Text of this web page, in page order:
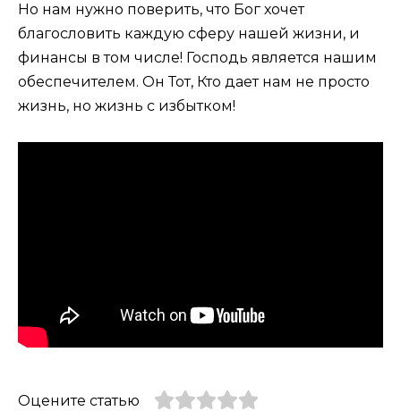
Но нам нужно поверить, что Бог хочет
благословить каждую сферу нашей жизни, и
финансы в том числе! Господь является нашим
обеспечителем. Он Тот, Кто дает нам не просто
жизнь, но жизнь с избытком!
Оцените статью